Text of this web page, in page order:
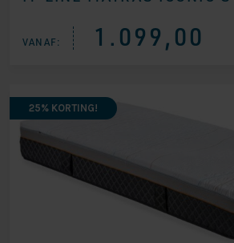
VANAF: 1.099,00
25% KORTING!